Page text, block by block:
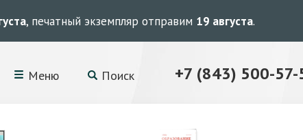
, печатный экземпляр отправим 19 августа.
Меню Поиск +7 (843) 500-57-